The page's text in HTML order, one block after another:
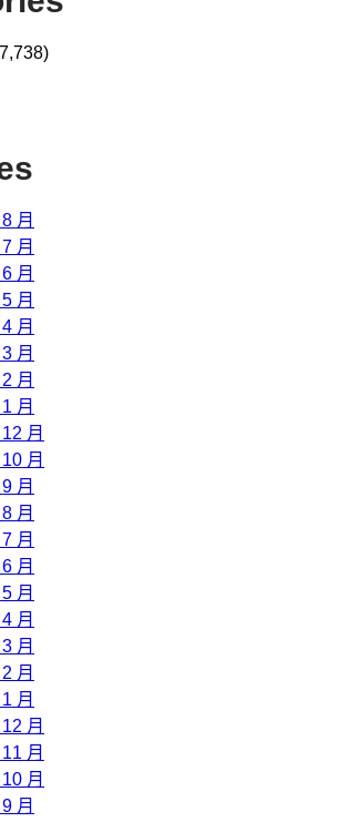
月
月
月
月
月
月
月
月
月
月
月
月
月
月
月
月
月
月
月
月
月
月
月